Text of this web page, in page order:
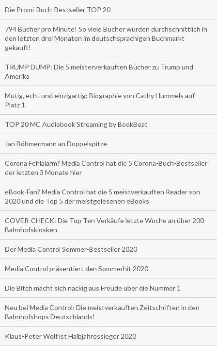
Die Promi-Buch-Bestseller TOP 20
794 Bücher pro Minute! So viele Bücher wurden durchschnittlich in
den letzten drei Monaten im deutschsprachigen Buchmarkt
gekauft!
TRUMP DUMP: Die 5 meisterverkauften Bücher zu Trump und
Amerika
Mutig, echt und einzigartig: Biographie von Cathy Hummels auf
Platz 1
TOP 20 MC Audiobook Streaming by BookBeat
Jan Böhmermann an Doppelspitze
Corona Fehlalarm? Media Control hat die 5 Corona-Buch-Bestseller
der letzten 3 Monate hier
eBook-Fan? Media Control hat die 5 meistverkauften Reader von
2020 und die Top 5 der meistgelesenen eBooks
COVER-CHECK: Die Top Ten Verkäufe letzte Woche an über 200
Bahnhofskiosken
Der Media Control Sommer-Bestseller 2020
Media Control präsentiert den Sommerhit 2020
Die Bitch macht sich nackig aus Freude über die Nummer 1
Neu bei Media Control: Die meistverkauften Zeitschriften in den
Bahnhofshops Deutschlands!
Klaus-Peter Wolf ist Halbjahressieger 2020